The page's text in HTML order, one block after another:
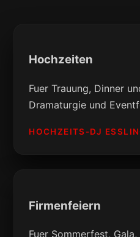
Hochzeiten
Fuer Trauung, Dinner
Dramaturgie und
HOCHZEITS-DJ
Firmenfeiern
Fuer Sommerfest,